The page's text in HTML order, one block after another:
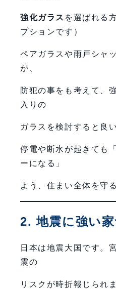
強化ガラス を選ばれる
プションです）
ペアガラスや雨戸シャ
が、
防犯の事をも考えて、
入りの
ガラスを検討すると良
停電や断水が起きても
ーになる」
よう、住まい全体を守
2. 地震に強い家
日本は地震大国です。
震の
リスクが時折報じられ